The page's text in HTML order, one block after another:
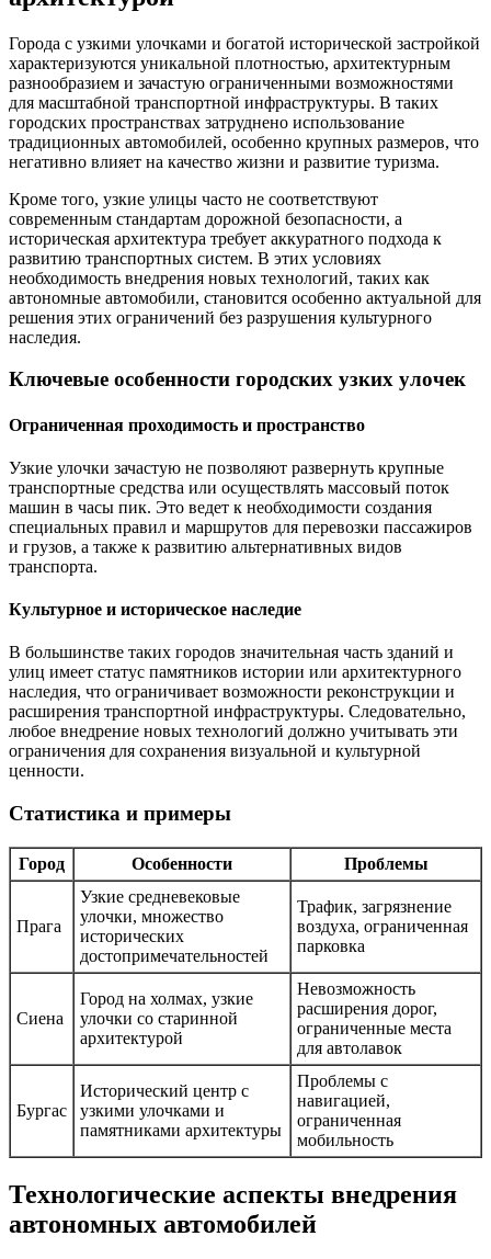
Города с узкими улочками и богатой исторической застройкой
характеризуются уникальной плотностью, архитектурным
разнообразием и зачастую ограниченными возможностями
для масштабной транспортной инфраструктуры. В таких
городских пространствах затруднено использование
традиционных автомобилей, особенно крупных размеров, что
негативно влияет на качество жизни и развитие туризма.
Кроме того, узкие улицы часто не соответствуют
современным стандартам дорожной безопасности, а
историческая архитектура требует аккуратного подхода к
развитию транспортных систем. В этих условиях
необходимость внедрения новых технологий, таких как
автономные автомобили, становится особенно актуальной для
решения этих ограничений без разрушения культурного
наследия.
Ключевые особенности городских узких улочек
Ограниченная проходимость и пространство
Узкие улочки зачастую не позволяют развернуть крупные
транспортные средства или осуществлять массовый поток
машин в часы пик. Это ведет к необходимости создания
специальных правил и маршрутов для перевозки пассажиров
и грузов, а также к развитию альтернативных видов
транспорта.
Культурное и историческое наследие
В большинстве таких городов значительная часть зданий и
улиц имеет статус памятников истории или архитектурного
наследия, что ограничивает возможности реконструкции и
расширения транспортной инфраструктуры. Следовательно,
любое внедрение новых технологий должно учитывать эти
ограничения для сохранения визуальной и культурной
ценности.
Статистика и примеры
Город Особенности Проблемы
Прага
Узкие средневековые
улочки, множество
исторических
достопримечательностей
Трафик, загрязнение
воздуха, ограниченная
парковка
Сиена
Город на холмах, узкие
улочки со старинной
архитектурой
Невозможность
расширения дорог,
ограниченные места
для автолавок
Бургас
Исторический центр с
узкими улочками и
памятниками архитектуры
Проблемы с
навигацией,
ограниченная
мобильность
Технологические аспекты внедрения
автономных автомобилей